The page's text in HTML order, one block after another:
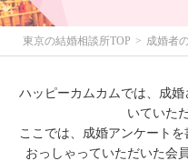
東京の結婚相談所TOP 成婚者
ハッピーカムカムでは、成
いていた
ここでは、成婚アンケート
おっしゃっていただいた会